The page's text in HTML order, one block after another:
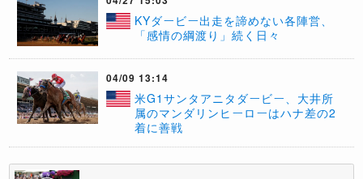
KYダービー出走を諦めない各陣営、
「感情の綱渡り」続く日々
04/09 13:14
米G1サンタアニタダービー、大井所
属のマンダリンヒーローはハナ差の2
着に善戦